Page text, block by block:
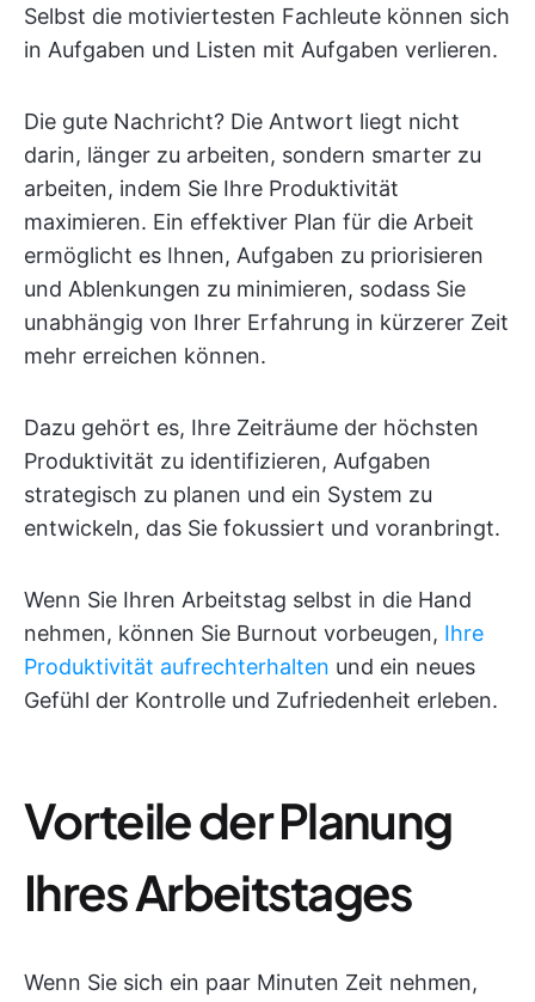
Selbst die motiviertesten Fachleute können sich
in Aufgaben und Listen mit Aufgaben verlieren.
Die gute Nachricht? Die Antwort liegt nicht
darin, länger zu arbeiten, sondern smarter zu
arbeiten, indem Sie Ihre Produktivität
maximieren. Ein effektiver Plan für die Arbeit
ermöglicht es Ihnen, Aufgaben zu priorisieren
und Ablenkungen zu minimieren, sodass Sie
unabhängig von Ihrer Erfahrung in kürzerer Zeit
mehr erreichen können.
Dazu gehört es, Ihre Zeiträume der höchsten
Produktivität zu identifizieren, Aufgaben
strategisch zu planen und ein System zu
entwickeln, das Sie fokussiert und voranbringt.
Wenn Sie Ihren Arbeitstag selbst in die Hand
nehmen, können Sie Burnout vorbeugen, Ihre
Produktivität aufrechterhalten und ein neues
Gefühl der Kontrolle und Zufriedenheit erleben.
Vorteile der Planung
Ihres Arbeitstages
Wenn Sie sich ein paar Minuten Zeit nehmen,